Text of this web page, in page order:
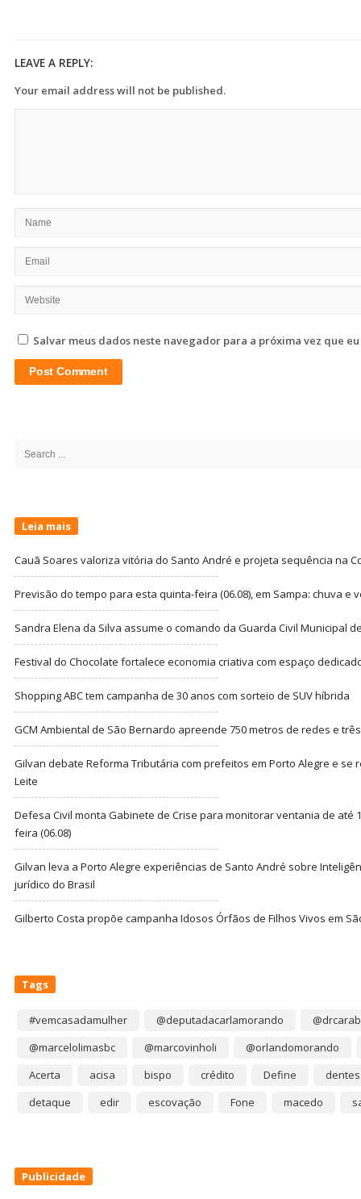
LEAVE A REPLY:
Your email address will not be published.
Salvar meus dados neste navegador para a próxima vez que
Search
Leia mais
Cauã Soares valoriza vitória do Santo André e projeta sequência na
Previsão do tempo para esta quinta-feira (06.08), em Sampa: chuva e
Sandra Elena da Silva assume o comando da Guarda Civil Municipal
Festival do Chocolate fortalece economia criativa com espaço
Shopping ABC tem campanha de 30 anos com sorteio de SUV híbrida
GCM Ambiental de São Bernardo apreende 750 metros de redes e
Gilvan debate Reforma Tributária com prefeitos em Porto Alegre e se
Leite
Defesa Civil monta Gabinete de Crise para monitorar ventania de até
feira (06.08)
Gilvan leva a Porto Alegre experiências de Santo André sobre
jurídico do Brasil
Gilberto Costa propõe campanha Idosos Órfãos de Filhos Vivos em
Tags
#vemcasadamulher @deputadacarlamorando
@marcelolimasbc
@marcovinholi
@orlandomorando
Acerta
acisa bispo crédito Define
dentes
detaque
edir escovação Fone macedo
Publicidade